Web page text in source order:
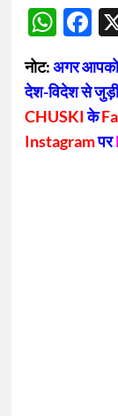
नोट:अगर
देश-विदेश से
CHUSKIके
Instagramपर